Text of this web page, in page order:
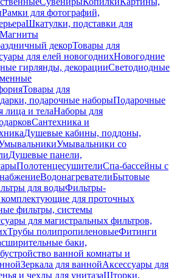
Рамки для фотографий,
Шкатулки, подставки для
Магниты
декорТовары для
для елей новогоднихНовогодние
гирлянды, декорацииСветодиодные
Товары для
подарочные наборыПодарочные
лица и телаНаборы для
Сантехника и
Душевые кабины, поддоны,
Умывальники со
Душевые панели,
ПолотенцесушителиСпа-бассейны с
ВодонагревателиБытовые
для водыФильтры-
для проточных
фильтры, системы
для магистральных фильтров,
Трубы полипропиленовыеФитинги
баки,
ванной комнаты и
Зеркала для ваннойАксессуары для
и чехлы для унитазаШторки,